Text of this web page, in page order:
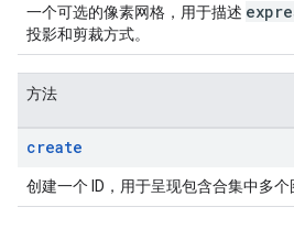
一个可选的像素网格，用于描述
投影和剪裁方式。
方法
create
创建一个 ID，用于呈现包含合集中多个